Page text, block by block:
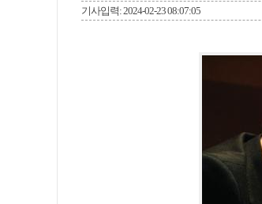
기사입력: 2024-02-23 08:07:05